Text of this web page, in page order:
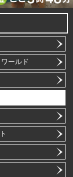
ールド